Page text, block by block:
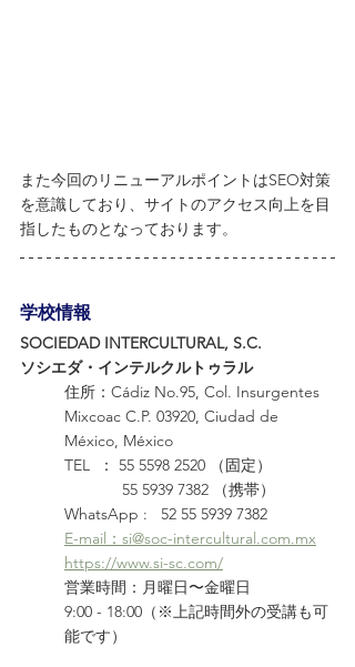
また今回のリニューアルポイントはSEO対策
を意識しており、サイトのアクセス向上を目
指したものとなっております。
学校情報
SOCIEDAD INTERCULTURAL, S.C.
ソシエダ・インテルクルトゥラル
​住所：Cádiz No.95, Col. Insurgentes
Mixcoac C.P. 03920, Ciudad de
México, México
TEL  ： 55 5598 2520 （固定）
WhatsApp :   52 55 5939 7382
E-mail：si@soc-intercultural.com.mx
https://www.si-sc.com/
​​営業時間​：月曜日〜金曜日
9:00 - 18:00（※上記時間外の受講も可
能です）